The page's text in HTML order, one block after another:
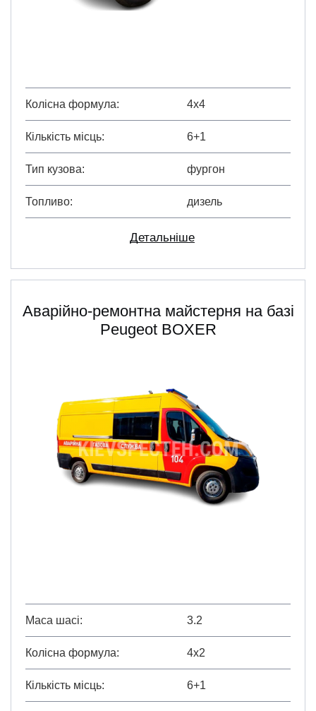
Колісна формула 4х4
Кількість місць 6+1
Тип кузова фургон
Топливо дизель
Детальніше
Аварійно-ремонтна майстерня на базі
Peugeot BOXER
Маса шасі 3.2
Колісна формула 4х2
Кількість місць 6+1